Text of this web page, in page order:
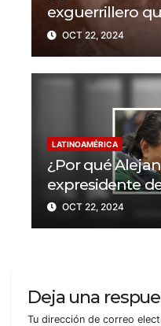
exguerrillero
Uruguay?
OCT 22, 2024
LATINOAMÉRICA
¿Por qué
expresidente
condenado a
OCT 22, 2024
Deja una
Tu dirección de correo